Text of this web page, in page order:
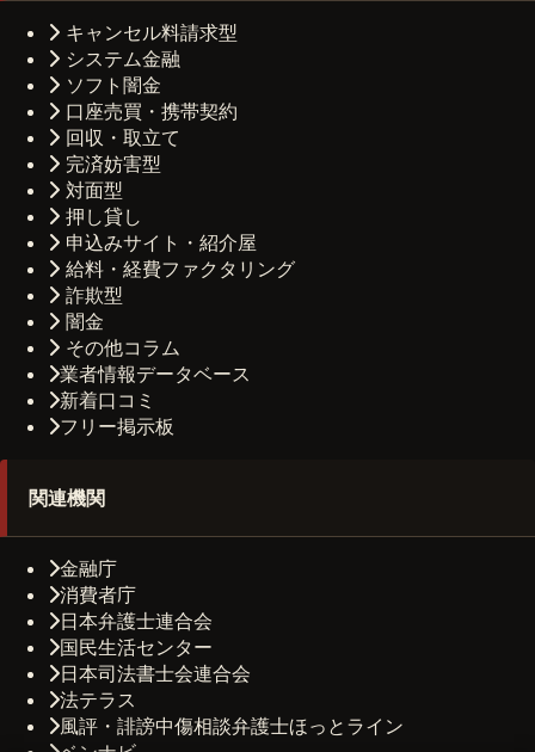
キャンセル料請求型
システム金融
ソフト闇金
口座売買・携帯契約
回収・取立て
完済妨害型
対面型
押し貸し
申込みサイト・紹介屋
給料・経費ファクタリング
詐欺型
闇金
その他コラム
業者情報データベース
新着口コミ
フリー掲示板
関連機関
金融庁
消費者庁
日本弁護士連合会
国民生活センター
日本司法書士会連合会
法テラス
風評・誹謗中傷相談弁護士ほっとライン